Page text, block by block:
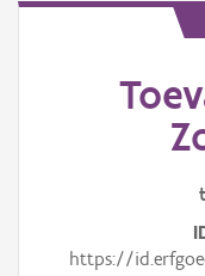
Aanduidingsobject
Gebeurtenishttps://